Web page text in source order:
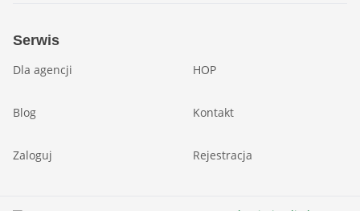
Serwis
Dla agencji HOP
Blog Kontakt
Zaloguj Rejestracja